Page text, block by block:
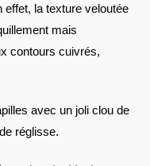
effet, la texture veloutée
mais
contours cuivrés,
avec un joli clou de
réglisse.